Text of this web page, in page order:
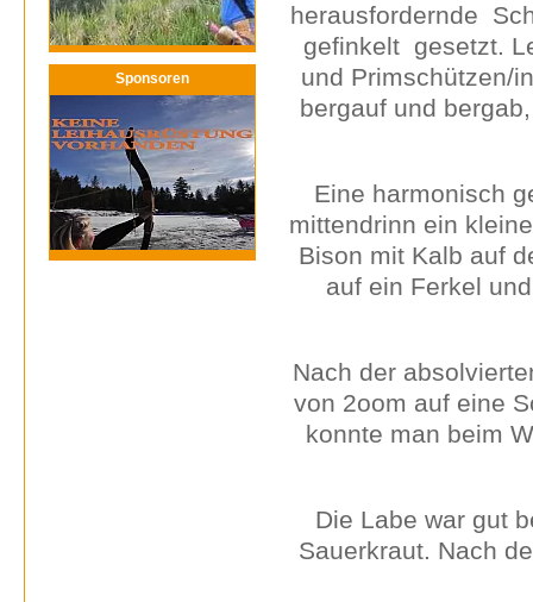
Sponsoren
herausfordernde
gefinkelt gesetzt.
und Primschützen/
bergauf und
Eine harmonisch
mittendrinn ein
Bison mit Kalb auf
auf ein Ferkel
Nach der
von 2oom auf eine
konnte man beim
Die Labe war gut
Sauerkraut. Nach